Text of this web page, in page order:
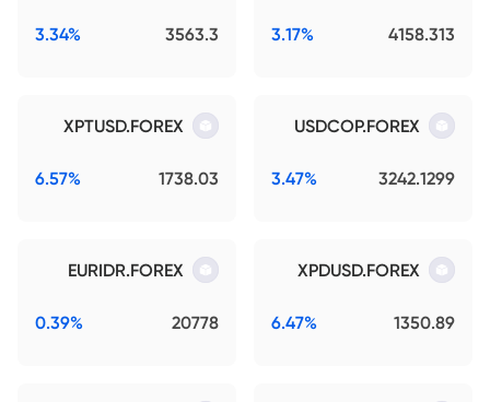
4158.313
3.17%
3563.3
3.34%
USDCOP.FOREX
3242.1299
3.47%
XPTUSD.FOREX
1738.03
6.57%
XPDUSD.FOREX
1350.89
6.47%
EURIDR.FOREX
20778
0.39%